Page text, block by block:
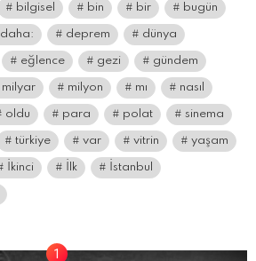
bilgisel bin bir bugün
daha: deprem dünya
eğlence gezi gündem
milyar milyon mı nasıl
oldu para polat sinema
türkiye var vitrin yaşam
İkinci İlk İstanbul